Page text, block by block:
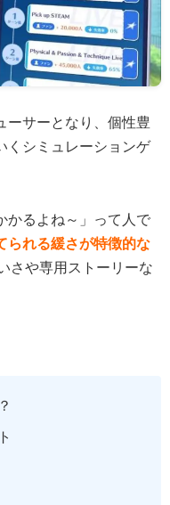
ーサーとなり、個性豊
くシミュレーションゲ
かるよね～」って人で
られる緩さが特徴的な
さや専用ストーリーな